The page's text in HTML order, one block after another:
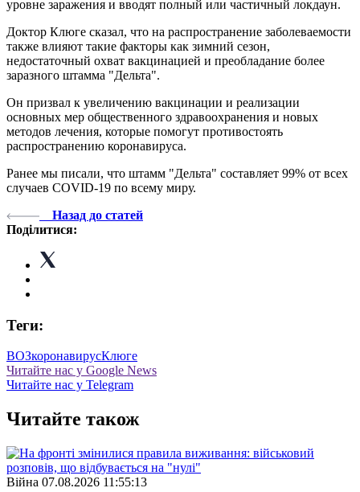
уровне заражения и вводят полный или частичный локдаун.
Доктор Клюге сказал, что на распространение заболеваемости
также влияют такие факторы как зимний сезон,
недостаточный охват вакцинацией и преобладание более
заразного штамма "Дельта".
Он призвал к увеличению вакцинации и реализации
основных мер общественного здравоохранения и новых
методов лечения, которые помогут противостоять
распространению коронавируса.
Ранее мы писали, что штамм "Дельта" составляет 99% от всех
случаев COVID-19 по всему миру.
Назад до статей
Поділитися:
Теги:
ВОЗкоронавирусКлюге
Читайте нас у Google News
Читайте нас у Telegram
Читайте також
Війна 07.08.2026 11:55:13